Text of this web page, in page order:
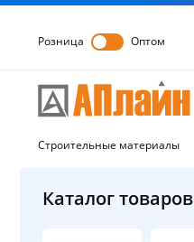
Розница Оптом
Строительные материалы
Каталог товаров